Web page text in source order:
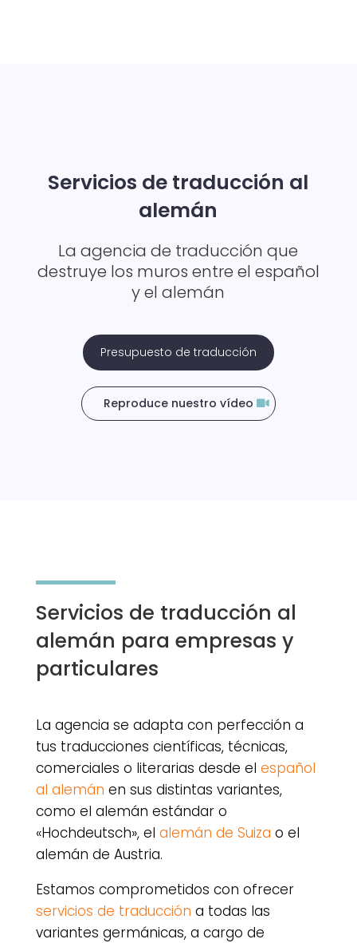
Servicios de traducción al
alemán
La agencia de traducción que
destruye los muros entre el español
y el alemán
Presupuesto de traducción
Reproduce nuestro vídeo
Servicios de traducción al
alemán para empresas y
particulares
La agencia se adapta con perfección a
tus traducciones científicas, técnicas,
comerciales o literarias desde el español
al alemán en sus distintas variantes,
como el alemán estándar o
«Hochdeutsch», el alemán de Suiza o el
alemán de Austria.
Estamos comprometidos con ofrecer
servicios de traducción a todas las
variantes germánicas, a cargo de